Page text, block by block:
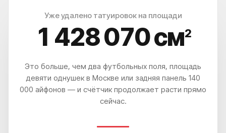
Уже удалено татуировок на площади
1 428 075см2
Это больше, чем два футбольных поля, площадь
девяти однушек в Москве или задняя панель 140
000 айфонов — и счётчик продолжает расти прямо
сейчас.
НАЖИМАЯ, ВЫ ДАЕТЕ СОГЛАСИЕ НА ОБРАБОТКУ СВОИХ
ПЕРСОНАЛЬНЫХ ДАННЫХ
СКАЧАТЬ КЕЙСЫ ДО-ПОСЛЕ
СКАЧАТЬ КЕЙСЫ ДО-ПОСЛЕ
ЧТО? ГДЕ? КАК?
ВЫ УДИВИТЕСЬ, НАСКОЛЬКО
КАК ДО НАС